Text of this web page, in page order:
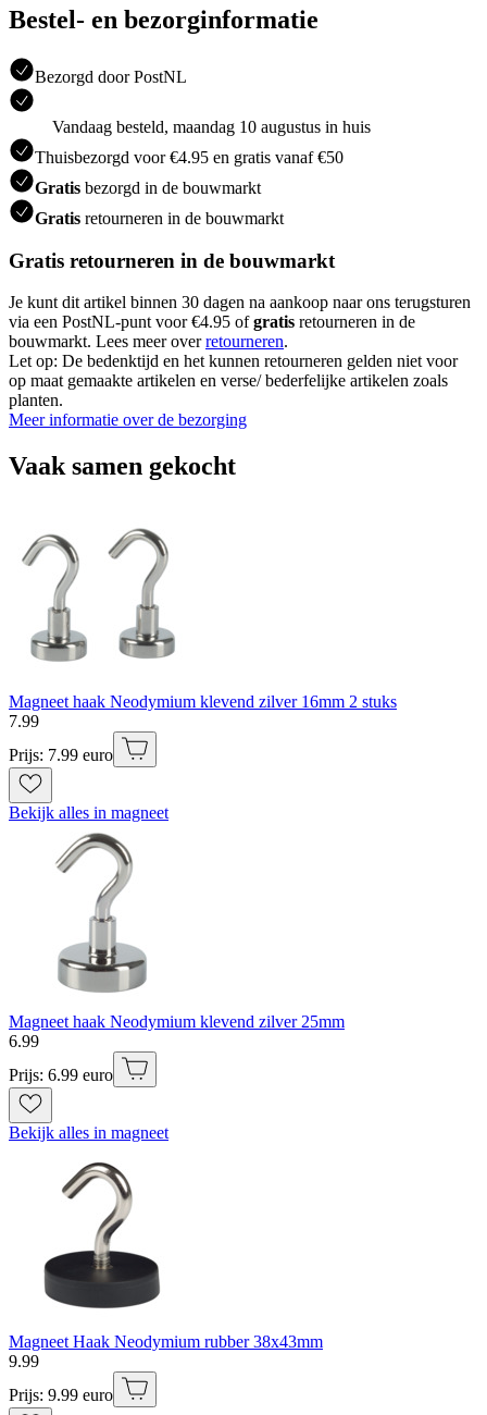
Bestel- en bezorginformatie
Bezorgd door PostNL
Vandaag besteld, maandag 10 augustus in huis
Thuisbezorgd voor €4.95 en gratis vanaf €50
Gratis bezorgd in de bouwmarkt
Gratis retourneren in de bouwmarkt
Gratis retourneren in de bouwmarkt
Je kunt dit artikel binnen 30 dagen na aankoop naar ons terugsturen
via een PostNL-punt voor €4.95 ofgratis retourneren in de
bouwmarkt. Lees meer overretourneren.
Let op: De bedenktijd en het kunnen retourneren gelden niet voor
op maat gemaakte artikelen en verse/ bederfelijke artikelen zoals
planten.
Meer informatie over de bezorging
Vaak samen gekocht
Magneet haak Neodymium klevend zilver 16mm 2 stuks
7.99
Prijs: 7.99 euro
Bekijk alles in magneet
Magneet haak Neodymium klevend zilver 25mm
6.99
Prijs: 6.99 euro
Bekijk alles in magneet
Magneet Haak Neodymium rubber 38x43mm
9.99
Prijs: 9.99 euro